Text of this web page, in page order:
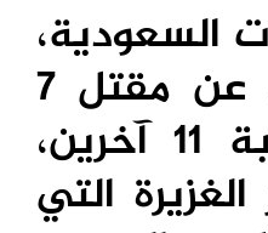
السعودية،
اليوم الاثنين، عن مقتل 7
أشخاص وإصابة 11 آخرين،
التي